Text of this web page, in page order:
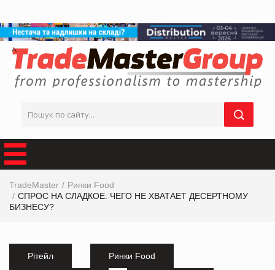
TradeMaster
Ринки Food
СПРОС НА СЛАДКОЕ: ЧЕГО НЕ ХВАТАЕТ ДЕСЕРТНОМУ
БИЗНЕСУ?
Рітейл Ринки Food